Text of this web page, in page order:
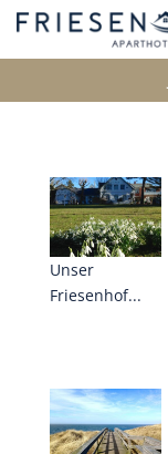
Unser
Friesenhof...